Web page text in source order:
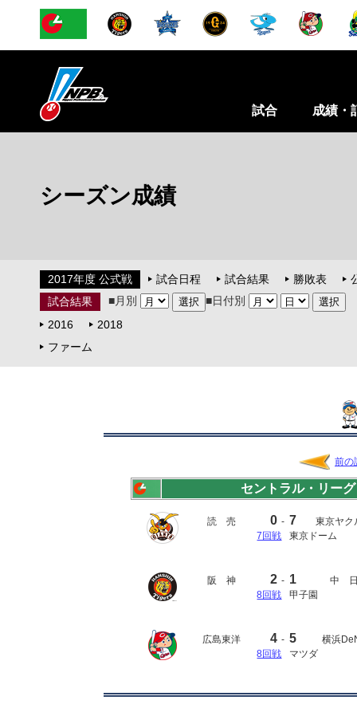
試合 成績・
シーズン成績
2017年度 公式戦 試合日程 試合結果 勝敗表
試合結果
■月別
■日付別
2016
2018
ファーム
前の
セントラル・リーグ
読 売 0 - 7
東京ヤク
7回戦
東京ドーム
阪 神 2 - 1
中
8回戦
甲子園
広島東洋 4 - 5
横浜
8回戦
マツダ